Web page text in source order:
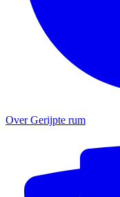
Over Gerijpte rum